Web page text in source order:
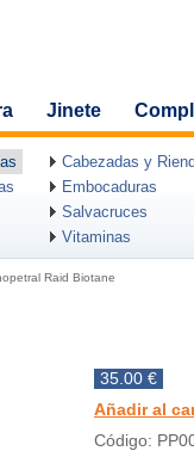
Jinete
Cabezadas y
Embocaduras
Salvacruces
Vitaminas
Raid Biotane
35.00 €
Añadir al
Código: